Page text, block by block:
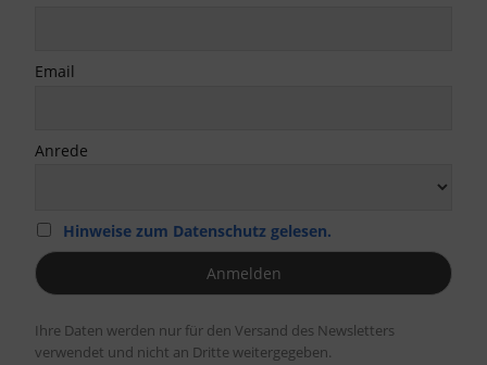
Email
Anrede
Hinweise zum Datenschutz gelesen.
Ihre Daten werden nur für den Versand des Newsletters
verwendet und nicht an Dritte weitergegeben.